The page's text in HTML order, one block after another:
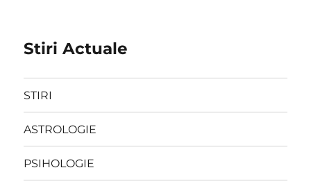
Stiri Actuale
STIRI
ASTROLOGIE
PSIHOLOGIE